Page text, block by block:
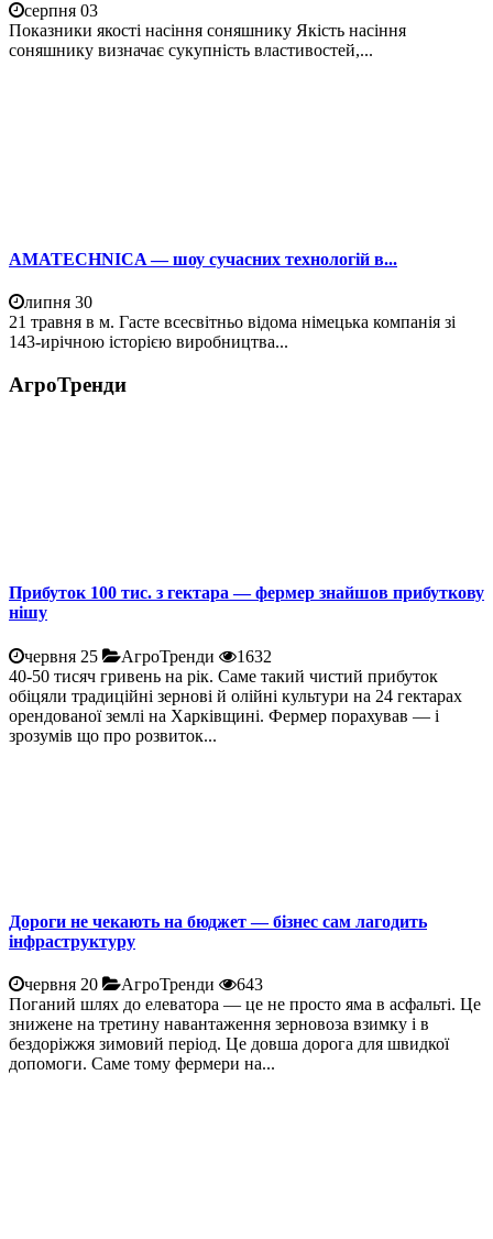
серпня 03
Показники якості насіння соняшнику Якість насіння
соняшнику визначає сукупність властивостей,...
AMATECHNICA — шоу сучасних технологій в...
липня 30
21 травня в м. Гасте всесвітньо відома німецька компанія зі
143-ирічною історією виробництва...
АгроТренди
Прибуток 100 тис. з гектара — фермер знайшов прибуткову
нішу
червня 25 АгроТренди
1632
40-50 тисяч гривень на рік. Саме такий чистий прибуток
обіцяли традиційні зернові й олійні культури на 24 гектарах
орендованої землі на Харківщині. Фермер порахував — і
зрозумів що про розвиток...
Дороги не чекають на бюджет — бізнес сам лагодить
інфраструктуру
червня 20 АгроТренди
643
Поганий шлях до елеватора — це не просто яма в асфальті. Це
знижене на третину навантаження зерновоза взимку і в
бездоріжжя зимовий період. Це довша дорога для швидкої
допомоги. Саме тому фермери на...